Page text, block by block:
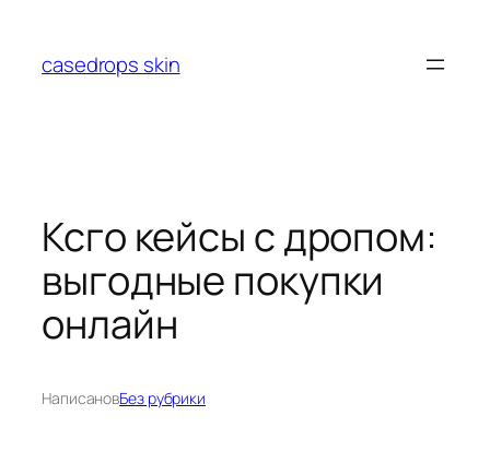
содержимому
casedrops skin
Ксго кейсы с дропом:
выгодные покупки
онлайн
НаписановБез рубрики